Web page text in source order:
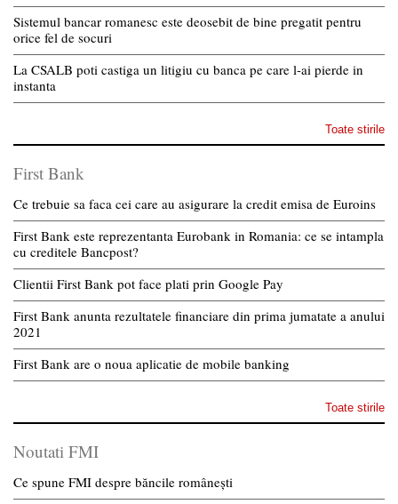
Sistemul bancar romanesc este deosebit de bine pregatit pentru
orice fel de socuri
La CSALB poti castiga un litigiu cu banca pe care l-ai pierde in
instanta
Toate stirile
First Bank
Ce trebuie sa faca cei care au asigurare la credit emisa de Euroins
First Bank este reprezentanta Eurobank in Romania: ce se intampla
cu creditele Bancpost?
Clientii First Bank pot face plati prin Google Pay
First Bank anunta rezultatele financiare din prima jumatate a anului
2021
First Bank are o noua aplicatie de mobile banking
Toate stirile
Noutati FMI
Ce spune FMI despre băncile românești